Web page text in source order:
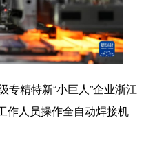
金融 汽车
信息化 数字经济
能源 会展
精特新“小巨人”企业浙江
作人员操作全自动焊接机